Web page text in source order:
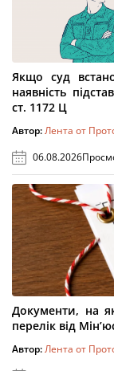
Якщо суд
наявність
ст. 1172 Ц
Автор:Лента от
06.08.2026
Документи, на
перелік від
Автор:Лента от